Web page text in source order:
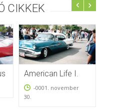
CIKKEK
American Life I.
-0001. november
30.